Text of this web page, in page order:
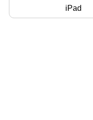
iPad